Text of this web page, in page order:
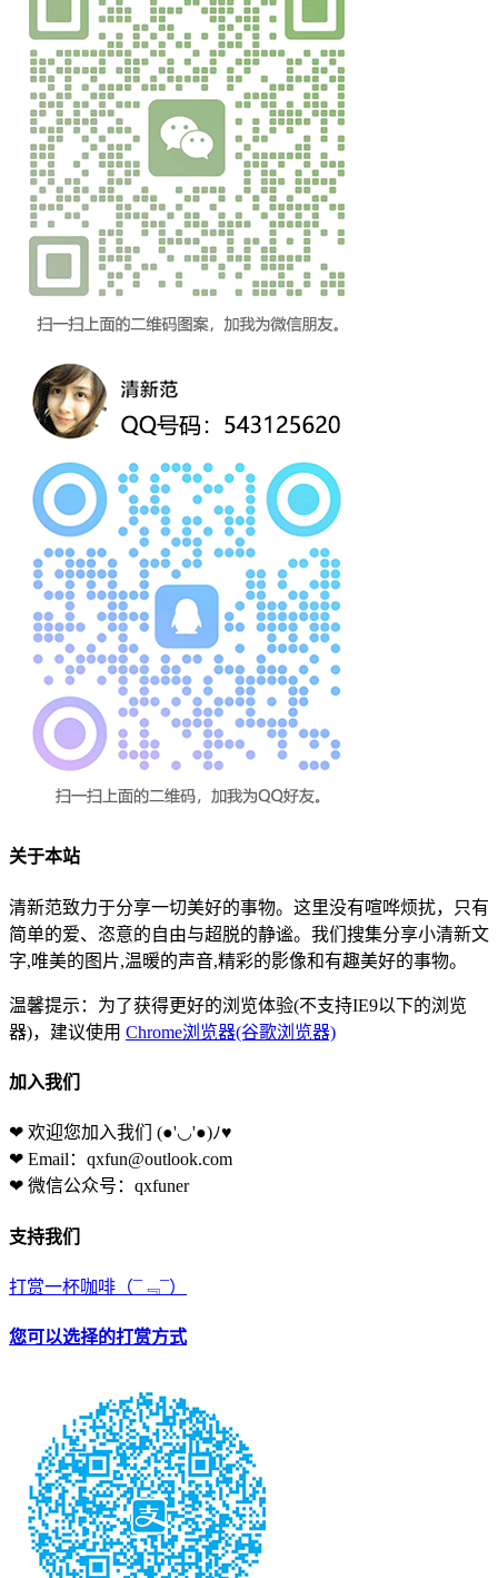
关于本站
清新范致力于分享一切美好的事物。这里没有喧哗烦扰，只有
简单的爱、恣意的自由与超脱的静谧。我们搜集分享小清新文
字,唯美的图片,温暖的声音,精彩的影像和有趣美好的事物。
温馨提示：为了获得更好的浏览体验(不支持IE9以下的浏览
器)，建议使用 Chrome浏览器(谷歌浏览器)
加入我们
❤ 欢迎您加入我们 (●'◡'●)ﾉ♥
❤ Email：qxfun@outlook.com
❤ 微信公众号：qxfuner
支持我们
打赏一杯咖啡 （¯﹃¯）
您可以选择的打赏方式